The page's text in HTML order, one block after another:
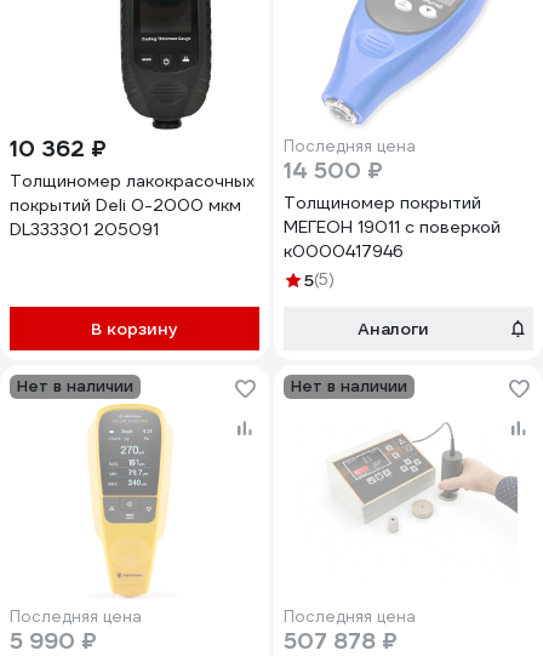
10 362 ₽
Толщиномер лакокрасочных
покрытий Deli 0-2000 мкм
DL333301 205091
В корзину
Последняя цена
14 500 ₽
Толщиномер покрытий
МЕГЕОН 19011 с поверкой
к0000417946
5(5)
Аналоги
Нет в наличии
Последняя цена
5 990 ₽
Нет в наличии
Последняя цена
507 878 ₽